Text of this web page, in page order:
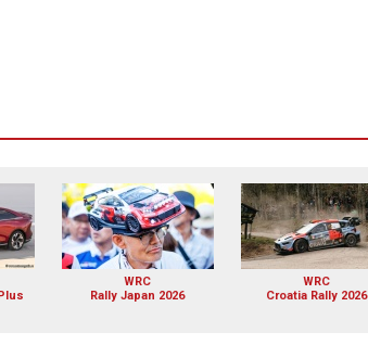
WRC
Rally Japan 2026
WRC
Croatia Rally 2026